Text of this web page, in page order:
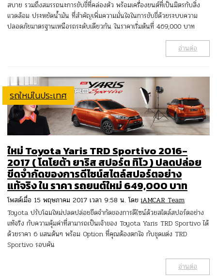
สบาย รวมถึงสมรรถนะการขับขี่ที่คล่องตัว พร้อมเครื่องยนต์ที่เป็นมิตรกับสิ่ง
แวดล้อม ประหยัดน้ำมัน ที่สำคัญเพิ่มความมั่นใจในการขับขี่ด้วยระบบความ
ปลอดภัยมาตรฐานเหนือรถระดับเดียวกัน ในราคาเริ่มต้นที่ 469,000 บาท
อ่านต่อ
รถใหม่ในประเทศ
ใหม่ Toyota Yaris TRD Sportivo 2016-
2017 ( โตโยต้า ยาริส สปอร์ต ทิโว ) ปลดปล่อย
ขีดจำกัดของการดีไซน์สไตล์สปอร์ตอย่าง
แท้จริง ใน ราคา รถยนต์ใหม่ 649,000 บาท
โพสต์เมื่อ 15 พฤษภาคม 2017 เวลา 9:58 น. โดย iAMCAR Team
Toyota ปรับโฉมใหม่ปลดปล่อยขีดจำกัดของการดีไซน์ด้วยสไตล์สปอร์ตอย่าง
แท้จริง กับความคุ้มค่าที่สามารถเป็นเจ้าของ Toyota Yaris TRD Sportivo ได้
ด้วยราคา 6 แสนต้นๆ พร้อม Option ที่คุณต้องตกใจ กับชุดแต่ง TRD
Sportivo รอบคัน
อ่านต่อ